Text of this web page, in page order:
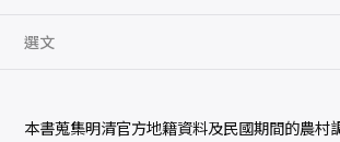
選文
本書蒐集明清官方地籍資料及民國期間的農村